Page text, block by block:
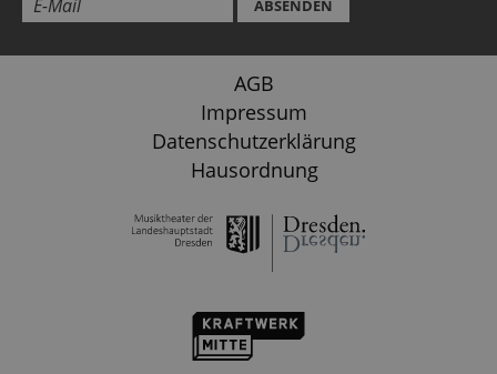
ABSENDEN
AGB
Impressum
Datenschutzerklärung
Hausordnung